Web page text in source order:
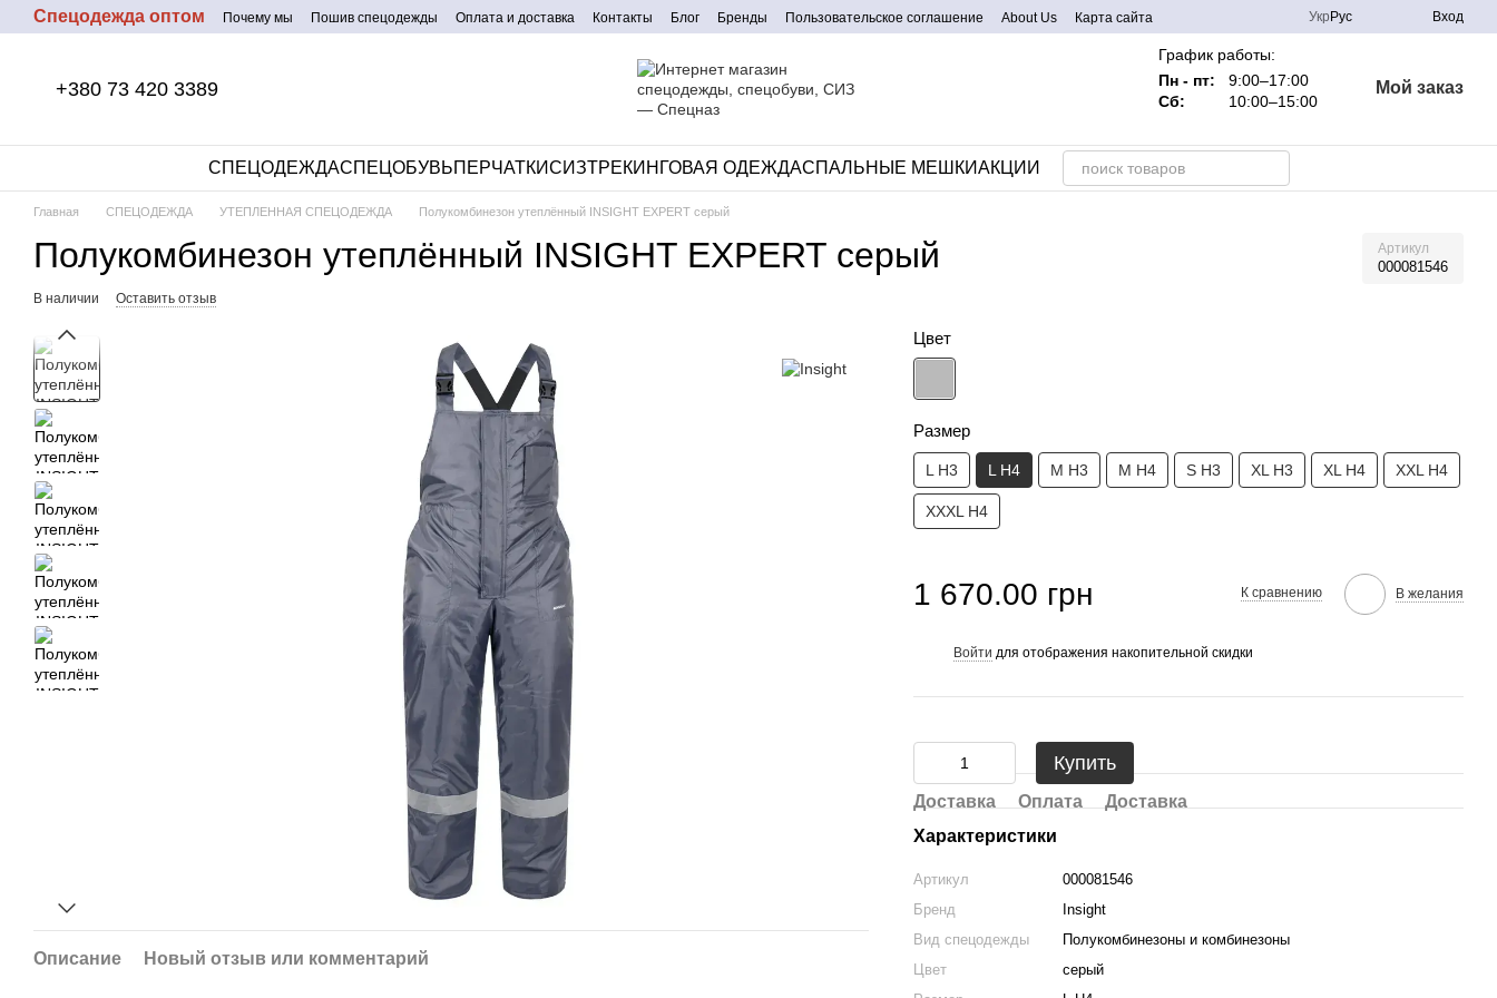
Перейти к основному контенту
Спецодежда оптом Почему мы Пошив спецодежды Оплата и доставка Контакты Блог Бренды Пользовательское соглашение About Us Карта сайта Укр Рус Вход
+380 73 420 3389
График работы:
Пн - пт:
9:00–17:00
Сб:
10:00–15:00
Мой заказ
СПЕЦОДЕЖДАСПЕЦОБУВЬПЕРЧАТКИСИЗТРЕКИНГОВАЯ ОДЕЖДАCПАЛЬНЫЕ МЕШКИАКЦИИ
Главная СПЕЦОДЕЖДА УТЕПЛЕННАЯ СПЕЦОДЕЖДА Полукомбинезон утеплённый INSIGHT EXPERT серый
Полукомбинезон утеплённый INSIGHT EXPERT серый Артикул
000081546
В наличии Оставить отзыв
Описание Новый отзыв или комментарий
Цвет
Размер
L H3 L H4 M H3 M H4 S H3 XL H3 XL H4 XXL H4
XXXL H4
1 670.00 грн К сравнению В желания
Войти для отображения накопительной скидки
Купить
Доставка Оплата
Доставка
Характеристики
Артикул
000081546
Бренд
Insight
Вид спецодежды
Полукомбинезоны и комбинезоны
Цвет
серый